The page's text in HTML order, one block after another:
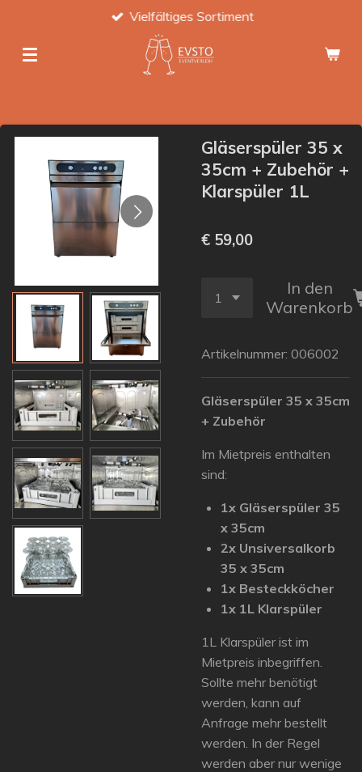
springen
Vielfältiges Sortiment
Gläserspüler 35 x
35cm + Zubehör +
Klarspüler 1L
€ 59,00
In den
Warenkorb
Artikelnummer: 006002
Gläserspüler 35 x 35cm
+ Zubehör
Im Mietpreis enthalten
sind:
1x Gläserspüler 35
x 35cm
2x Unsiversalkorb
35 x 35cm
1x Besteckköcher
1x 1L Klarspüler
1L Klarspüler ist im
Mietpreis inbegriffen.
Sollte mehr benötigt
werden, kann auf
Anfrage mehr bestellt
werden. In der Regel
werden aber nur wenige